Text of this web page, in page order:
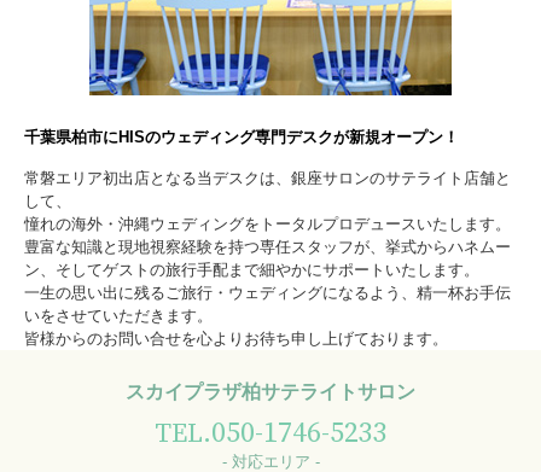
千葉県柏市にHISのウェディング専門デスクが新規オープン！
常磐エリア初出店となる当デスクは、銀座サロンのサテライト店舗と
して、
憧れの海外・沖縄ウェディングをトータルプロデュースいたします。
豊富な知識と現地視察経験を持つ専任スタッフが、挙式からハネムー
ン、そしてゲストの旅行手配まで細やかにサポートいたします。
一生の思い出に残るご旅行・ウェディングになるよう、精一杯お手伝
いをさせていただきます。
皆様からのお問い合せを心よりお待ち申し上げております。
スカイプラザ柏サテライトサロン
TEL.050-1746-5233
- 対応エリア -